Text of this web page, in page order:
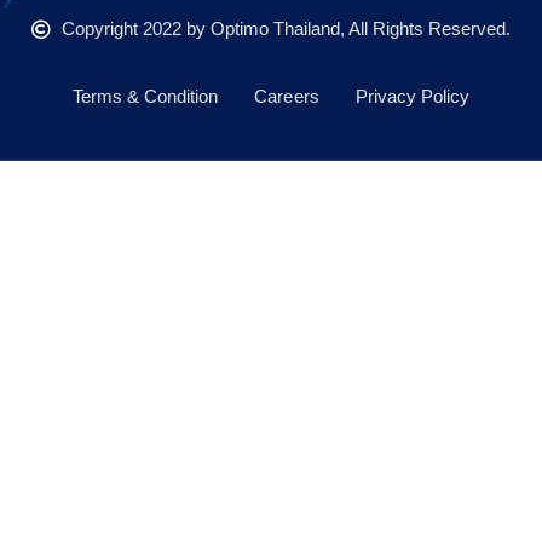
Copyright 2022 by Optimo Thailand, All Rights Reserved.
Terms & Condition Careers Privacy Policy